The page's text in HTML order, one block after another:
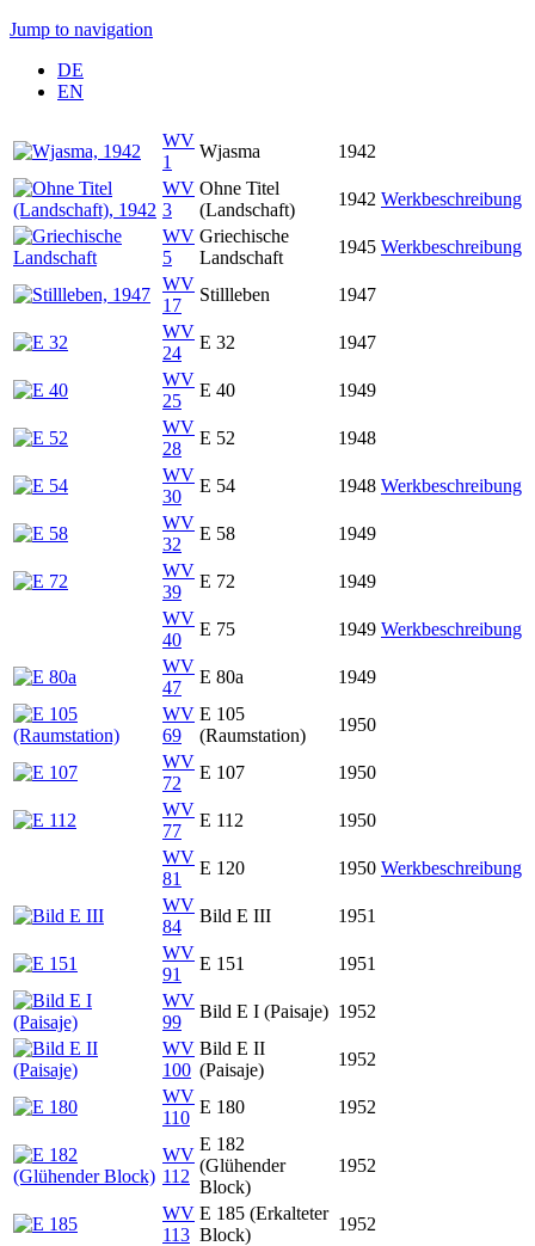
Jump to navigation
DE
EN
WV
1
Wjasma
1942
WV
3
Ohne Titel
(Landschaft)
1942 Werkbeschreibung
WV
5
Griechische
Landschaft
1945 Werkbeschreibung
WV
17
Stillleben
1947
WV
24
E 32
1947
WV
25
E 40
1949
WV
28
E 52
1948
WV
30
E 54 1948 Werkbeschreibung
WV
32
E 58
1949
WV
39
E 72
1949
WV
40
E 75 1949 Werkbeschreibung
WV
47
E 80a
1949
WV
69
E 105
(Raumstation)
1950
WV
72
E 107
1950
WV
77
E 112
1950
WV
81
E 120 1950 Werkbeschreibung
WV
84
Bild E III
1951
WV
91
E 151
1951
WV
99
Bild E I (Paisaje) 1952
WV
100
Bild E II
(Paisaje)
1952
WV
110
E 180 1952
WV
112
E 182
(Glühender
Block)
1952
WV
113
E 185 (Erkalteter
Block)
1952